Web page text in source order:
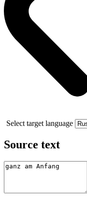
Select target language
Source text